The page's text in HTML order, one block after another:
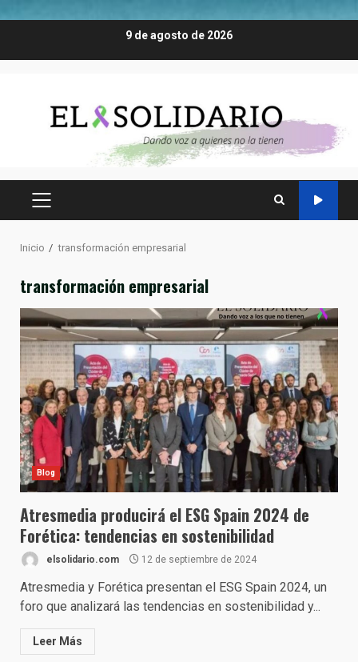
9 de agosto de 2026
MENÚ
Inicio transformación empresarial
transformación empresarial
Blog
Atresmedia producirá el ESG Spain 2024 de
Forética: tendencias en sostenibilidad
elsolidario.com 12 de septiembre de 2024
Atresmedia y Forética presentan el ESG Spain 2024, un
foro que analizará las tendencias en sostenibilidad y...
Leer Más